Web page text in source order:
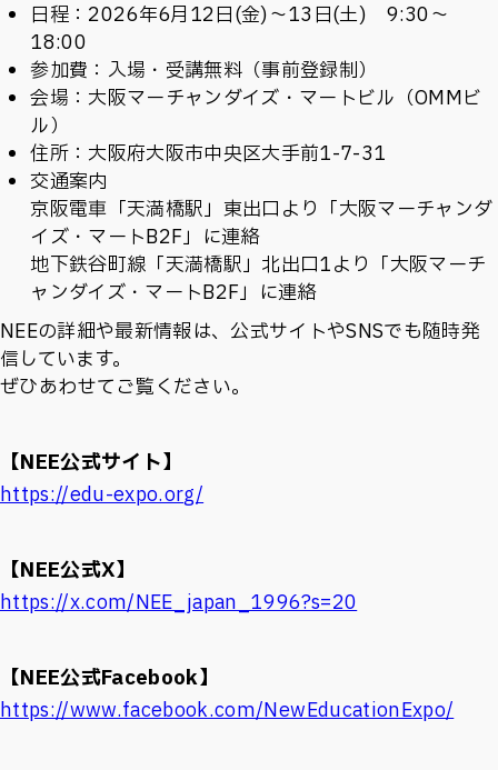
日程：2026年6月12日(金)〜13日(土) 9:30〜
18:00
参加費：入場・受講無料（事前登録制）
会場：大阪マーチャンダイズ・マートビル（OMMビ
ル）
住所：大阪府大阪市中央区大手前1-7-31
交通案内
京阪電車「天満橋駅」東出口より「大阪マーチャンダ
イズ・マートB2F」に連絡
地下鉄谷町線「天満橋駅」北出口1より「大阪マーチ
ャンダイズ・マートB2F」に連絡
NEEの詳細や最新情報は、公式サイトやSNSでも随時発
信しています。
ぜひあわせてご覧ください。
【NEE公式サイト】
https://edu-expo.org/
【NEE公式X】
https://x.com/NEE_japan_1996?s=20
【NEE公式Facebook】
https://www.facebook.com/NewEducationExpo/